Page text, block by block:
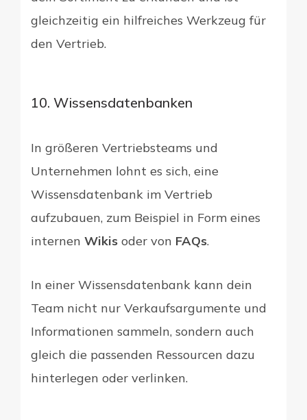
gleichzeitig ein hilfreiches Werkzeug für
den Vertrieb.
10. Wissensdatenbanken
In größeren Vertriebsteams und
Unternehmen lohnt es sich, eine
Wissensdatenbank im Vertrieb
aufzubauen, zum Beispiel in Form eines
internen Wikis oder von FAQs.
In einer Wissensdatenbank kann dein
Team nicht nur Verkaufsargumente und
Informationen sammeln, sondern auch
gleich die passenden Ressourcen dazu
hinterlegen oder verlinken.